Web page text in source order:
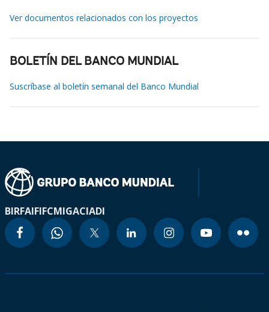
Ver documentos relacionados con los proyectos
BOLETÍN DEL BANCO MUNDIAL
Suscríbase al boletín semanal del Banco Mundial
BIRFAIFIFCMIGACIADI